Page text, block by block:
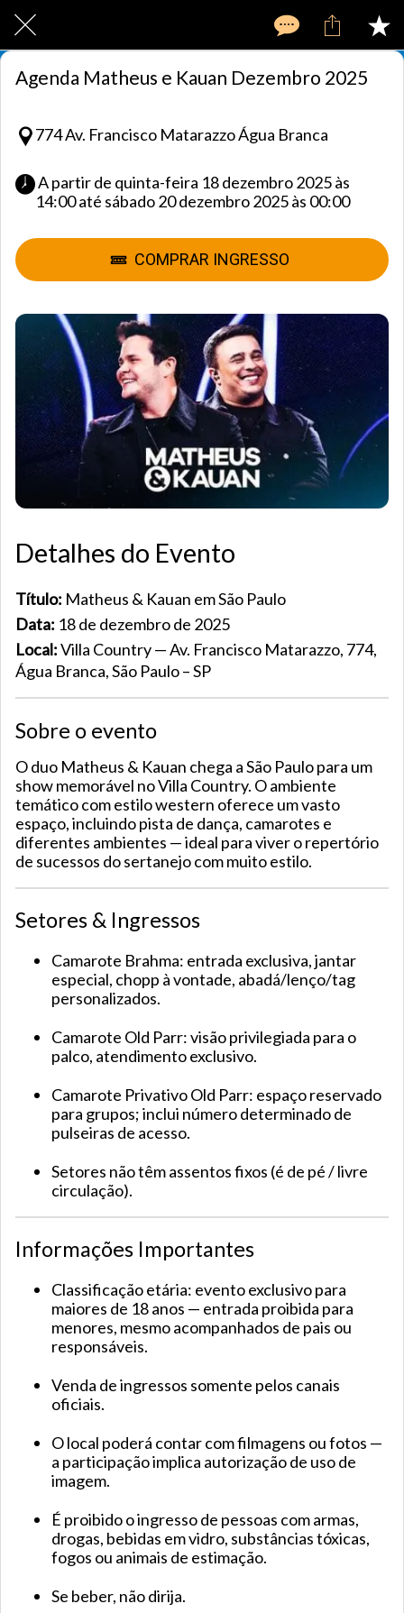
Agenda Matheus e Kauan Dezembro 2025
774 Av. Francisco Matarazzo Água Branca
14:00 até sábado 20 dezembro 2025 às 00:00
COMPRAR INGRESSO
Detalhes do Evento
Título: Matheus & Kauan em São Paulo
Data: 18 de dezembro de 2025
Local:Villa Country— Av. Francisco Matarazzo, 774,
Água Branca, São Paulo – SP
Sobre o evento
O duo Matheus & Kauan chega a São Paulo para um
show memorável no Villa Country. O ambiente
temático com estilo western oferece um vasto
espaço, incluindo pista de dança, camarotes e
diferentes ambientes — ideal para viver o repertório
de sucessos do sertanejo com muito estilo.
Setores & Ingressos
Camarote Brahma: entrada exclusiva, jantar
especial, chopp à vontade, abadá/lenço/tag
personalizados.
Camarote Old Parr: visão privilegiada para o
palco, atendimento exclusivo.
Camarote Privativo Old Parr: espaço reservado
para grupos; inclui número determinado de
pulseiras de acesso.
Setores não têm assentos fixos (é de pé / livre
circulação).
Informações Importantes
Classificação etária: evento exclusivo para
maiores de 18 anos — entrada proibida para
menores, mesmo acompanhados de pais ou
responsáveis.
Venda de ingressos somente pelos canais
oficiais.
O local poderá contar com filmagens ou fotos —
a participação implica autorização de uso de
imagem.
É proibido o ingresso de pessoas com armas,
drogas, bebidas em vidro, substâncias tóxicas,
fogos ou animais de estimação.
Se beber, não dirija.